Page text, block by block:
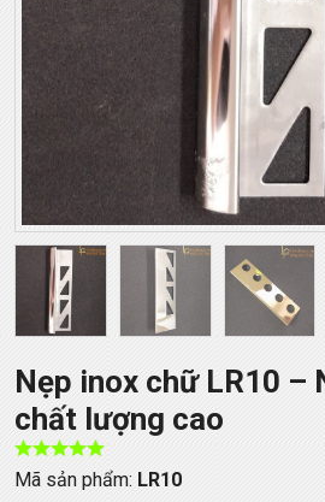
Nẹp inox chữ LR10 –
chất lượng cao
Mã sản phẩm: LR10